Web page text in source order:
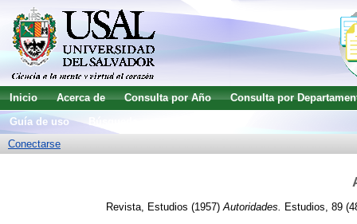
Inicio Acerca de Consulta por Año
Consulta por
Guía de uso
Conectarse
Revista, Estudios (1957) Autoridades. Estudios, 89